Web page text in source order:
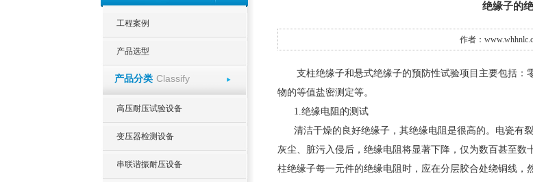
工程案例
产品选型
产品分类 Classify
高压耐压试验设备
变压器检测设备
串联谐振耐压设备
绝缘子的
作者：
支柱绝缘子和悬式绝缘子的预防性试验项目主要包括：
物的等值盐密测定等。
1.绝缘电阻的测试
清洁干燥的良好绝缘子，其绝缘电阻是很高的。电瓷有
灰尘、脏污入侵后，绝缘电阻将显著下降，仅为数百甚至
柱绝缘子每一元件的绝缘电阻时，应在分层胶合处绕铜线